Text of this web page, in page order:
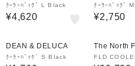
ｸｰﾗｰﾊﾞｯｸﾞ L Black
¥4,620 ¥2,750
DEAN & DELUCA
ｸｰﾗｰﾊﾞｯｸﾞ S Black
The North
Hansen
FLD